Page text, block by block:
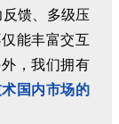
馈、多级压
能丰富交互
，我们拥有
国内市场的